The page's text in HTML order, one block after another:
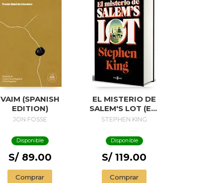
VAIM (SPANISH
EDITION)
JON FOSSE
Disponible
S/ 89.00
Comprar
EL MISTERIO DE
SALEM'S LOT (ED.
50 ANIVERSARIO) /
STEPHEN KING
Disponible
S/ 119.00
Comprar